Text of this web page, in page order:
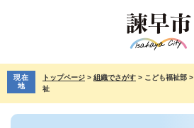
先
で
を
ば
現在
地
トップページ > 組織でさがす > こども福祉部 >
祉
本